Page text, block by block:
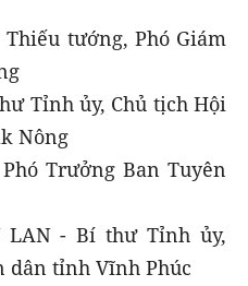
Thiếu tướng, Phó Giám
Tỉnh ủy, Chủ tịch Hội
Nông
Trưởng Ban Tuyên
LAN - Bí thư Tỉnh ủy,
dân tỉnh Vĩnh Phúc